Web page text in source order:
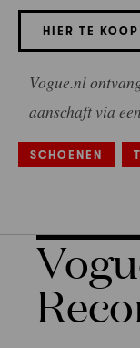
HIER TE KOOP
Vogue.nl
aanschaft via
SCHOENEN